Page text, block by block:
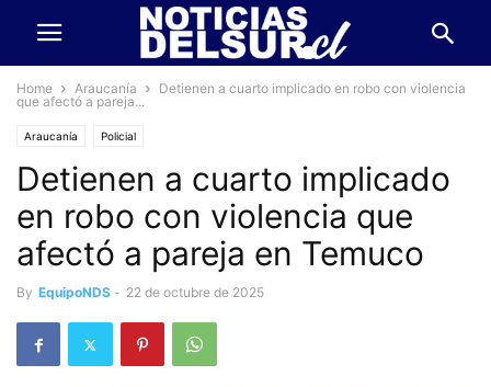
Home Araucanía
Detienen a cuarto implicado en robo con violencia
que afectó a pareja...
Araucanía Policial
Detienen a cuarto implicado
en robo con violencia que
afectó a pareja en Temuco
By EquipoNDS - 22 de octubre de 2025